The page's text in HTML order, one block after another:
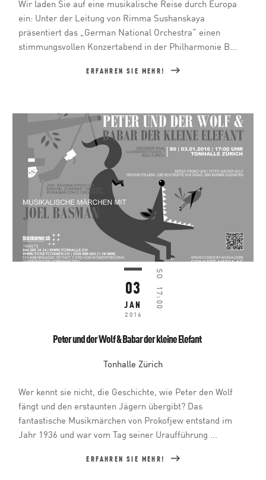
Wir laden Sie auf eine musikalische Reise durch Europa
ein: Unter der Leitung von Rimma Sushanskaya
präsentiert das „German National Orchestra“ einen
stimmungsvollen Konzertabend in der Philharmonie B...
ERFAHREN SIE MEHR!
03
JAN
2016
SO
17:00
Peter und der Wolf & Babar der kleine Elefant
Tonhalle Zürich
Wer kennt sie nicht, die Geschichte, wie Peter den Wolf
fängt und den erstaunten Jägern übergibt? Das
fantastische Musikmärchen von Prokofjew entstand im
Jahr 1936 und war vom Tag seiner Uraufführung ...
ERFAHREN SIE MEHR!